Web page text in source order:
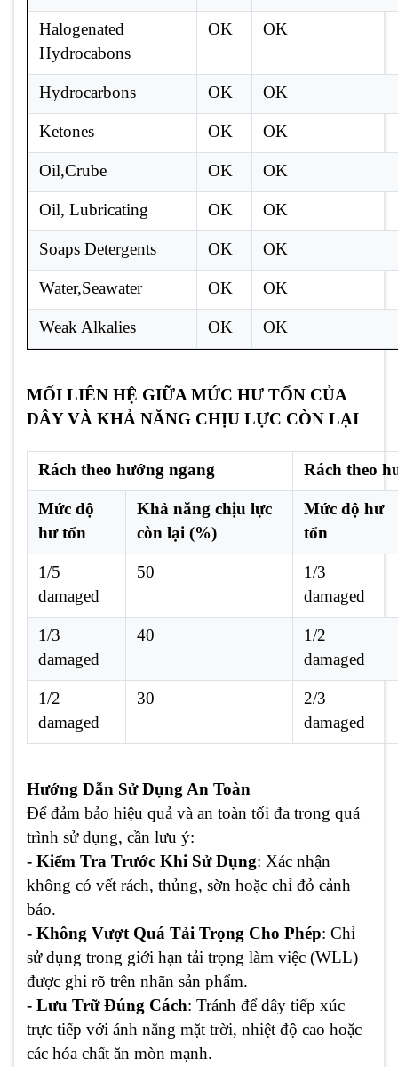
Halogenated
Hydrocabons
OK OK
Hydrocarbons OK OK
Ketones OK OK
Oil,Crube OK OK
Oil, Lubricating OK OK
Soaps Detergents OK OK
Water,Seawater OK OK
Weak Alkalies OK OK
MỐI LIÊN HỆ GIỮA MỨC HƯ TỔN CỦA
DÂY VÀ KHẢ NĂNG CHỊU LỰC CÒN LẠI
Rách theo hướng ngang Rách theo
Mức độ
hư tổn
Khả năng chịu lực
còn lại (%)
Mức độ hư
tổn
1/5
damaged
50
1/3
damaged
1/3
damaged
40
1/2
damaged
1/2
damaged
30
2/3
damaged
Hướng Dẫn Sử Dụng An Toàn
Để đảm bảo hiệu quả và an toàn tối đa trong quá
trình sử dụng, cần lưu ý:
- Kiểm Tra Trước Khi Sử Dụng: Xác nhận
không có vết rách, thủng, sờn hoặc chỉ đỏ cảnh
báo.
- Không Vượt Quá Tải Trọng Cho Phép: Chỉ
sử dụng trong giới hạn tải trọng làm việc (WLL)
được ghi rõ trên nhãn sản phẩm.
- Lưu Trữ Đúng Cách: Tránh để dây tiếp xúc
trực tiếp với ánh nắng mặt trời, nhiệt độ cao hoặc
các hóa chất ăn mòn mạnh.